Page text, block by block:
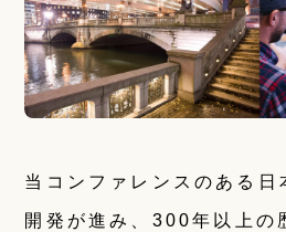
当コンファレンスのある日
開発が進み、300年以上の